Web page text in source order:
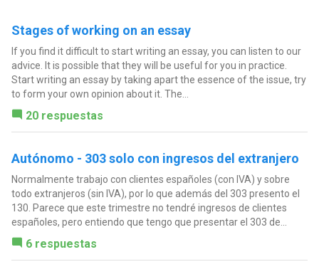
Stages of working on an essay
If you find it difficult to start writing an essay, you can listen to our
advice. It is possible that they will be useful for you in practice.
Start writing an essay by taking apart the essence of the issue, try
to form your own opinion about it. The...
20 respuestas
Autónomo - 303 solo con ingresos del extranjero
Normalmente trabajo con clientes españoles (con IVA) y sobre
todo extranjeros (sin IVA), por lo que además del 303 presento el
130. Parece que este trimestre no tendré ingresos de clientes
españoles, pero entiendo que tengo que presentar el 303 de...
6 respuestas